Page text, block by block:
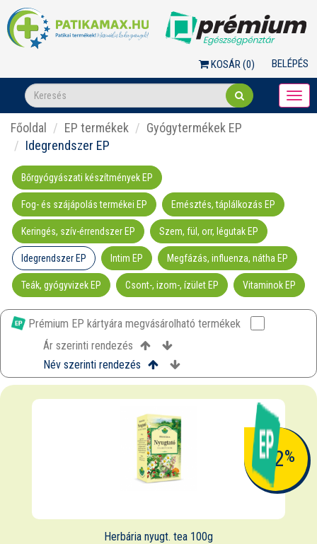
KOSÁR (0) BELÉPÉS
Főoldal EP termékek
Gyógytermékek EP
Idegrendszer EP
Bőrgyógyászati készítmények EP
Fog- és szájápolás termékei EP Emésztés, táplálkozás EP
Keringés, szív-érrendszer EP Szem, fül, orr, légutak EP
Idegrendszer EP Intim EP Megfázás, influenza, nátha EP
Teák, gyógyvizek EP Csont-, izom-, ízület EP Vitaminok EP
Prémium EP kártyára megvásárolható termékek
Ár szerinti rendezés
Név szerinti rendezés
-12%
Herbária nyugt. tea 100g